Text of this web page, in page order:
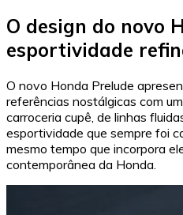
O design do novo
esportividade
O novo Honda Prelude
referências nostálgicas com
carroceria cupê, de linhas
esportividade que sempre foi
mesmo tempo que incorpora
contemporânea da Honda.